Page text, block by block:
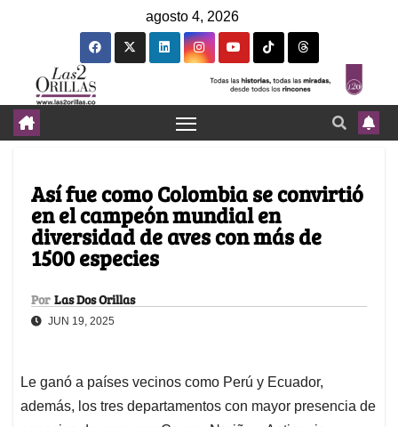
agosto 4, 2026
Así fue como Colombia se convirtió
en el campeón mundial en
diversidad de aves con más de
1500 especies
Por Las Dos Orillas
JUN 19, 2025
Le ganó a países vecinos como Perú y Ecuador,
además, los tres departamentos con mayor presencia de